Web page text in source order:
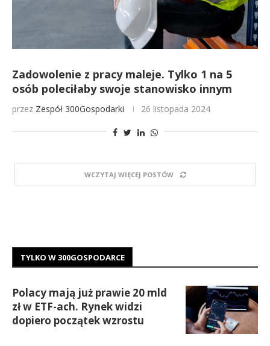
Zadowolenie z pracy maleje. Tylko 1 na 5
osób poleciłaby swoje stanowisko innym
przez Zespół 300Gospodarki 26 listopada 2024
WCZYTAJ WIĘCEJ POSTÓW
TYLKO W 300GOSPODARCE
Polacy mają już prawie 20 mld
zł w ETF-ach. Rynek widzi
dopiero początek wzrostu